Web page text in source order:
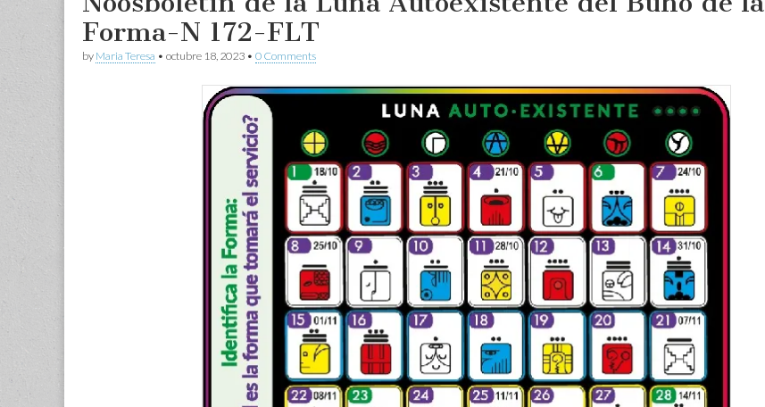
Forma-N 172-FLT
by Maria Teresa • octubre 18, 2023 • 0 Comments